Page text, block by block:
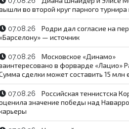
во второй круг парного турнира
07.08.26
Родри дал согласие на
— источник
07.08.26
Московское «Динамо»
в форварде «Лацио»
сделки может составить 15 млн
07.08.26
Российская теннистска
значение победы над